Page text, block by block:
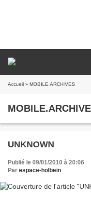
Accueil » MOBILE.ARCHIVES
UNKNOWN
Publié le 09/01/2010 à 20:06
Par espace-holbein